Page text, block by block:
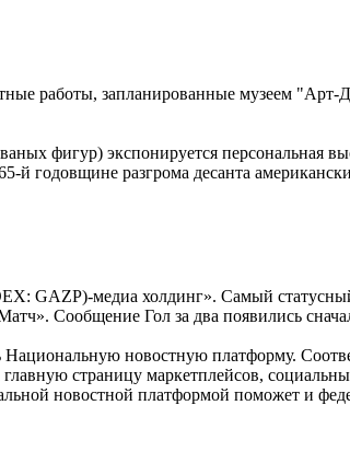
работы, запланированные музеем
фигур) экспонируется персональная
й годовщине разгрома десанта
GAZP)-медиа холдинг». Самый
Сообщение Гол за два появились
Национальную новостную платформу.
страницу маркетплейсов,
новостной платформой поможет и